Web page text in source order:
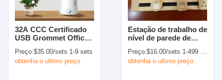
32A CCC Certificado
USB Grommet Office
Outlet da Unidade de
Distribuição de Móveis
Preço:$35.00/sets 1-9 sets
obtenha o ultimo preço
Estação de trabalho de
nível de parede de
energia de saída com
0,6/0,8/1,0/1,2/1,5M de
Preço:$16.00/sets 1-499 sets
obtenha o ultimo preço